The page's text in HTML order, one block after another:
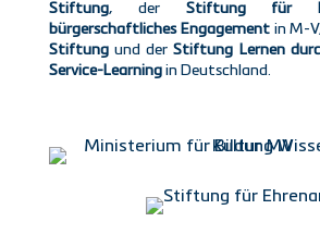
Stiftung, der Stiftung für
bürgerschaftliches Engagementin M-
Stiftungund derStiftung Lernen
Service-Learningin Deutschland.